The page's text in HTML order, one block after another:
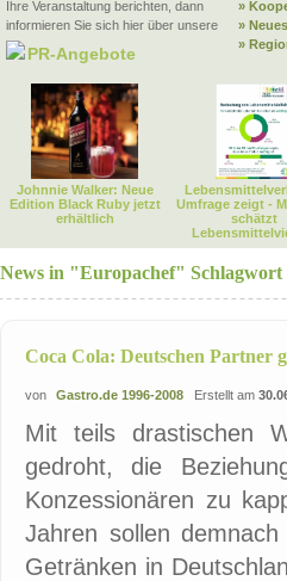
Ihre Veranstaltung berichten, dann
informieren Sie sich hier über unsere
PR-Angebote
»
»
»
Johnnie Walker: Neue
Edition Black Ruby jetzt
erhältlich
Umfrage zeigt -
schätzt
News in "Europachef" Schlagwort
Coca Cola: Deutschen Partner
von Gastro.de 1996-2008 Erstellt am
Mit teils drastischen
gedroht, die
Konzessionären zu
Jahren sollen
Getränken in